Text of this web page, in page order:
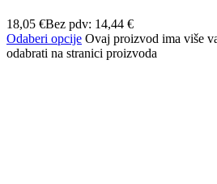
18,05 €Bez pdv: 14,44 €
Odaberi opcije Ovaj proizvod ima više
odabrati na stranici proizvoda